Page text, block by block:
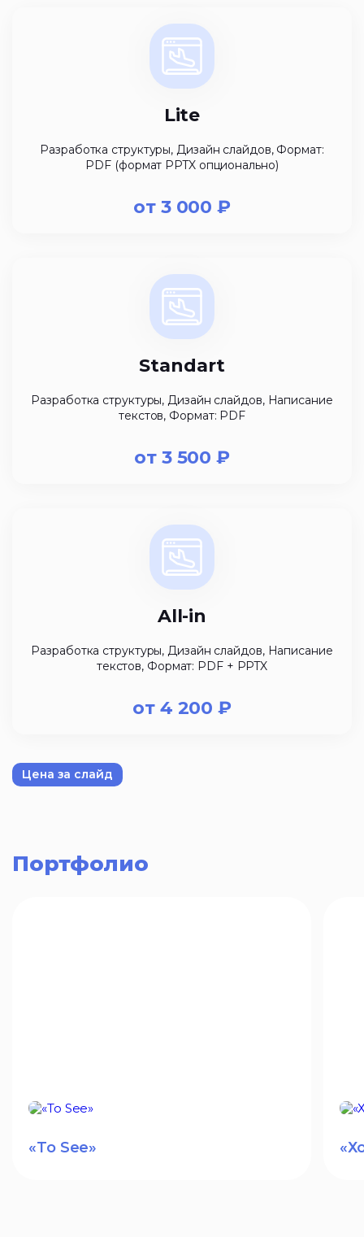
Lite
Разработка структуры, Дизайн слайдов, Формат:
PDF (формат PPTX опционально)
от 3 000 ₽
Standart
Разработка структуры, Дизайн слайдов, Написание
текстов, Формат: PDF
от 3 500 ₽
All-in
Разработка структуры, Дизайн слайдов, Написание
текстов, Формат: PDF + PPTX
от 4 200 ₽
Цена за слайд
Портфолио
«To See»